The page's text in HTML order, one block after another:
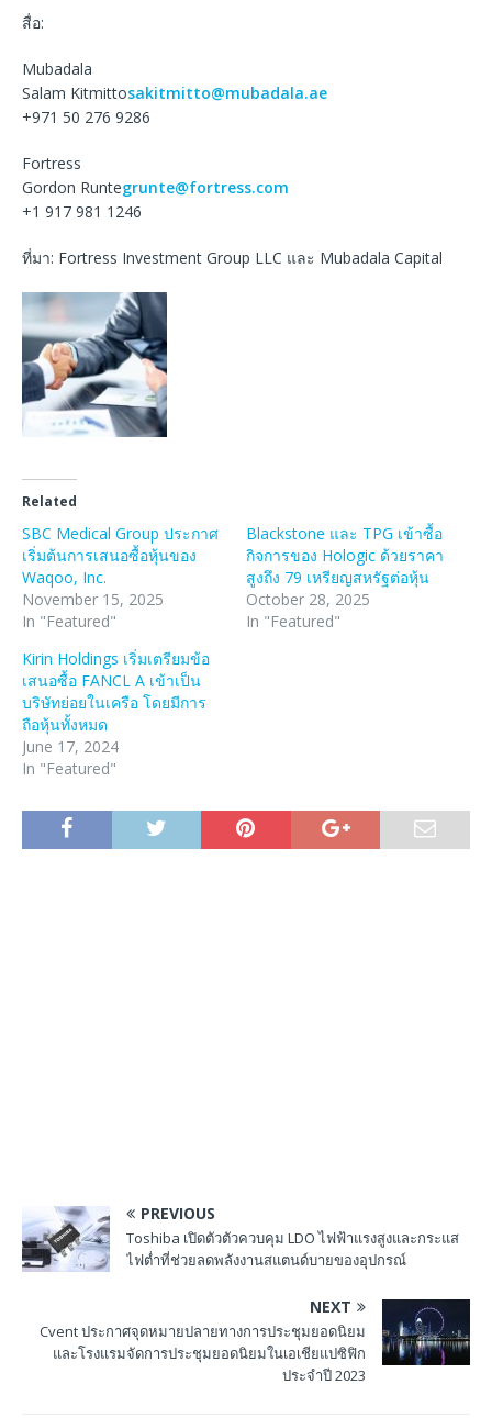
สื่อ:
Mubadala
Salam Kitmittosakitmitto@mubadala.ae
+971 50 276 9286
Fortress
Gordon Runtegrunte@fortress.com
+1 917 981 1246
ที่มา: Fortress Investment Group LLC และ Mubadala Capital
Related
SBC Medical Group ประกาศ
เริ่มต้นการเสนอซื้อหุ้นของ
Waqoo, Inc.
November 15, 2025
In "Featured"
Blackstone และ TPG เข้าซื้อ
กิจการของ Hologic ด้วยราคา
สูงถึง 79 เหรียญสหรัฐต่อหุ้น
October 28, 2025
In "Featured"
Kirin Holdings เริ่มเตรียมข้อ
เสนอซื้อ FANCL A เข้าเป็น
บริษัทย่อยในเครือ โดยมีการ
ถือหุ้นทั้งหมด
June 17, 2024
In "Featured"
PREVIOUS
Toshiba เปิดตัวตัวควบคุม LDO ไฟฟ้าแรงสูงและกระแส
ไฟต่ำที่ช่วยลดพลังงานสแตนด์บายของอุปกรณ์
NEXT
Cvent ประกาศจุดหมายปลายทางการประชุมยอดนิยม
และโรงแรมจัดการประชุมยอดนิยมในเอเชียแปซิฟิก
ประจำปี 2023